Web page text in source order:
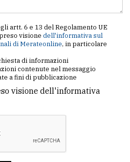
artt. 6 e 13 del Regolamento UE
visione dell'informativa sul
di Merateonline, in particolare
di informazioni
contenute nel messaggio
a fini di pubblicazione
visione dell'informativa